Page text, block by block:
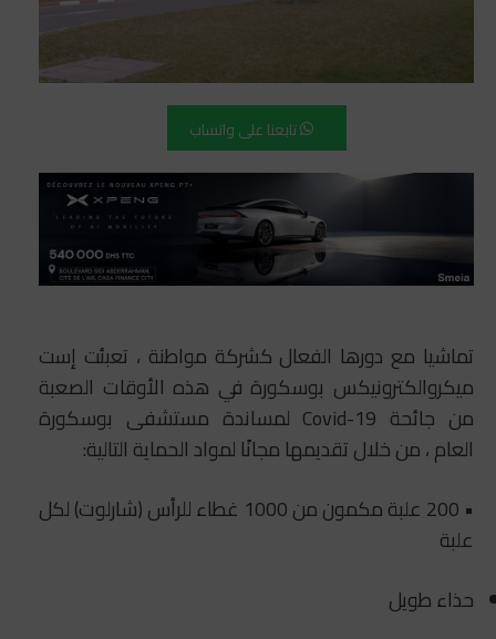
تابعنا على واتساب
تماشيا مع دورها الفعال كشركة مواطنة ، تعبئت إست
ميكروالكترونيكس بوسكورة في هذه الأوقات الصعبة
من جائحة Covid-19 لمساندة مستشفى بوسكورة
العام ، من خلال تقديمها مجانًا لمواد الحماية التالية:
• 200 علبة مكمون من 1000 غطاء للرأس (شارلوت) لكل
علبة
حذاء طويل